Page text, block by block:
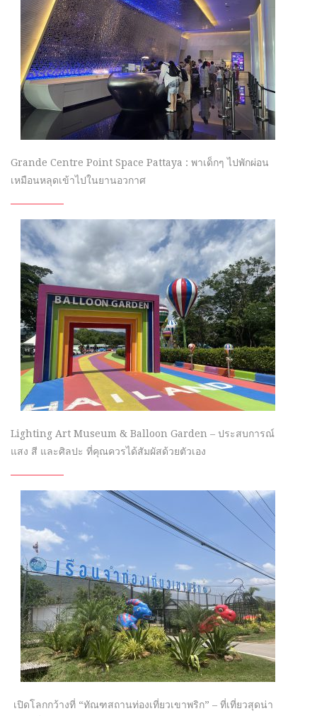
Grande Centre Point Space Pattaya : พาเด็กๆ ไปพักผ่อน
เหมือนหลุดเข้าไปในยานอวกาศ
Lighting Art Museum & Balloon Garden – ประสบการณ์
แสง สี และศิลปะ ที่คุณควรได้สัมผัสด้วยตัวเอง
เปิดโลกกว้างที่ “ทัณฑสถานท่องเที่ยวเขาพริก” – ที่เที่ยวสุดน่า